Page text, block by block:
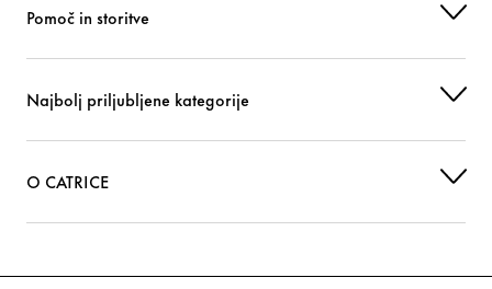
Pomoč in storitve
Najbolj priljubljene kategorije
O CATRICE